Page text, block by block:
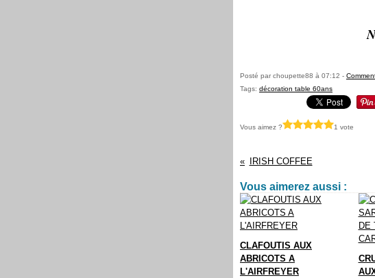
Posté par choupette88 à 07:12 -
Tags: décoration table 60ans
Vous aimez ? 1 vote
IRISH COFFEE
Vous aimerez aussi :
CLAFOUTIS AUX
ABRICOTS A
L'AIRFREYER